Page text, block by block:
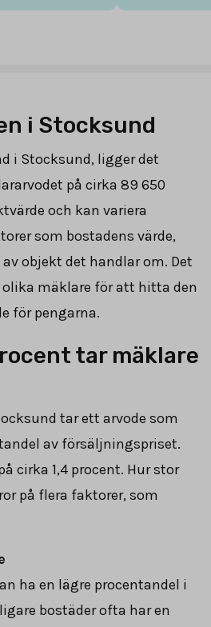
i Stocksund
i Stocksund, ligger det
på cirka 89 650
och kan variera
som bostadens värde,
objekt det handlar om. Det
mäklare för att hitta den
för pengarna.
tar mäklare
tar ett arvode som
av försäljningspriset.
cirka 1,4 procent. Hur stor
på flera faktorer, som
ha en lägre procentandel i
bostäder ofta har en